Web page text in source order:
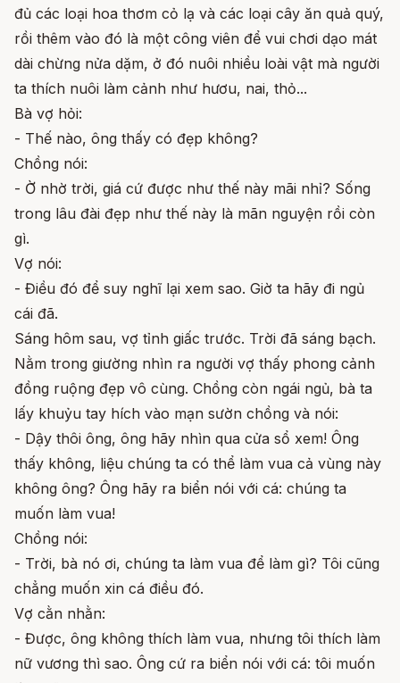
đủ các loại hoa thơm cỏ lạ và các loại cây ăn quả quý,
rồi thêm vào đó là một công viên để vui chơi dạo mát
dài chừng nửa dặm, ở đó nuôi nhiều loài vật mà người
ta thích nuôi làm cảnh như hươu, nai, thỏ...
Bà vợ hỏi:
- Thế nào, ông thấy có đẹp không?
Chồng nói:
- Ờ nhờ trời, giá cứ được như thế này mãi nhỉ? Sống
trong lâu đài đẹp như thế này là mãn nguyện rồi còn
gì.
Vợ nói:
- Điều đó để suy nghĩ lại xem sao. Giờ ta hãy đi ngủ
cái đã.
Sáng hôm sau, vợ tỉnh giấc trước. Trời đã sáng bạch.
Nằm trong giường nhìn ra người vợ thấy phong cảnh
đồng ruộng đẹp vô cùng. Chồng còn ngái ngủ, bà ta
lấy khuỷu tay hích vào mạn sườn chồng và nói:
- Dậy thôi ông, ông hãy nhìn qua cửa sổ xem! Ông
thấy không, liệu chúng ta có thể làm vua cả vùng này
không ông? Ông hãy ra biển nói với cá: chúng ta
muốn làm vua!
Chồng nói:
- Trời, bà nó ơi, chúng ta làm vua để làm gì? Tôi cũng
chẳng muốn xin cá điều đó.
Vợ cằn nhằn:
- Được, ông không thích làm vua, nhưng tôi thích làm
nữ vương thì sao. Ông cứ ra biển nói với cá: tôi muốn